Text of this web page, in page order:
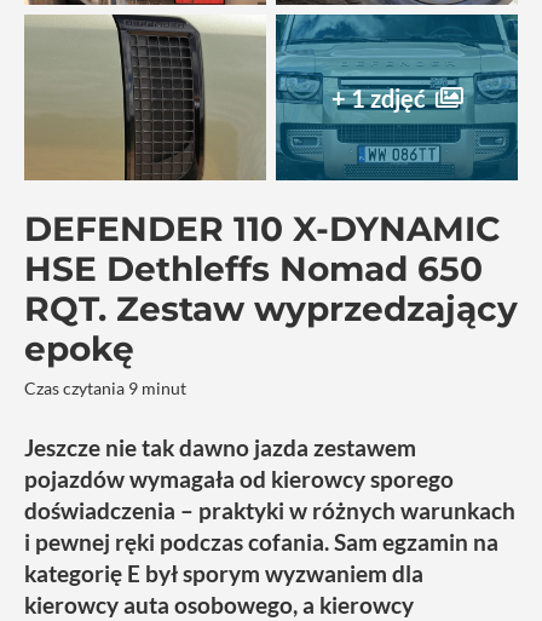
+ 1 zdjęć
DEFENDER 110 X-DYNAMIC
HSE Dethleffs Nomad 650
RQT. Zestaw wyprzedzający
epokę
Czas czytania 9 minut
Jeszcze nie tak dawno jazda zestawem
pojazdów wymagała od kierowcy sporego
doświadczenia – praktyki w różnych warunkach
i pewnej ręki podczas cofania. Sam egzamin na
kategorię E był sporym wyzwaniem dla
kierowcy auta osobowego, a kierowcy